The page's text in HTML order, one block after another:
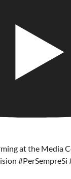
at the Media
#PerSempreSi